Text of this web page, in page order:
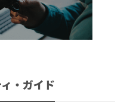
・ガイド